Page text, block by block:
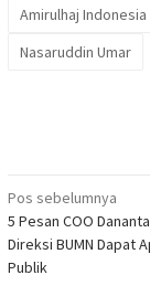
Amirulhaj Indonesia
Nasaruddin Umar
Navigasi
pos
Pos sebelumnya
5 Pesan COO
Direksi BUMN Dapat
Publik